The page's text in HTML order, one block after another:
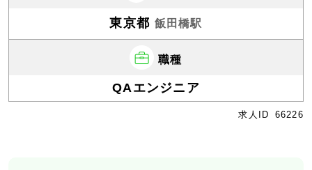
東京都 飯田橋駅
職種
QAエンジニア
求人ID 66226